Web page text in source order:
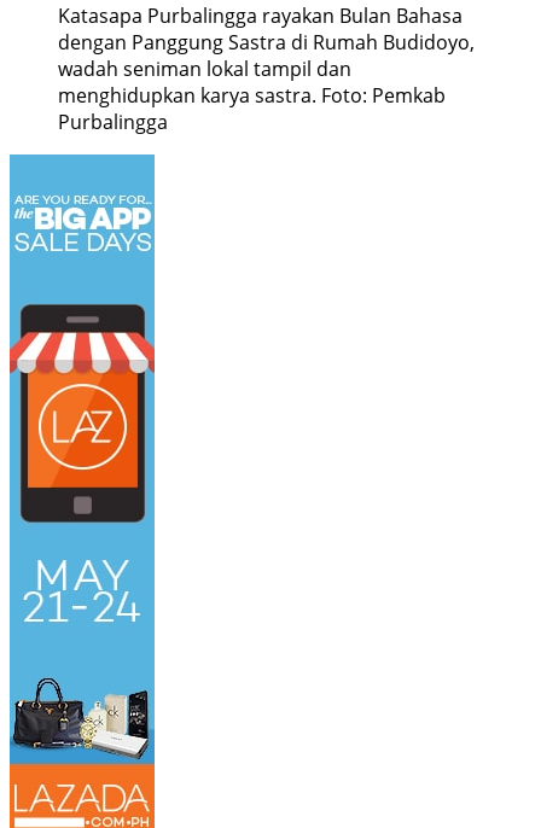
Katasapa Purbalingga rayakan Bulan Bahasa
dengan Panggung Sastra di Rumah Budidoyo,
wadah seniman lokal tampil dan
menghidupkan karya sastra. Foto: Pemkab
Purbalingga